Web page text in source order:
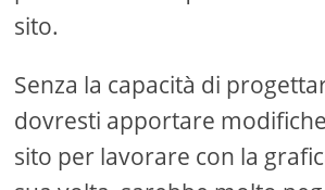
sito.
Senza la capacità di
dovresti apportare
sito per lavorare con la